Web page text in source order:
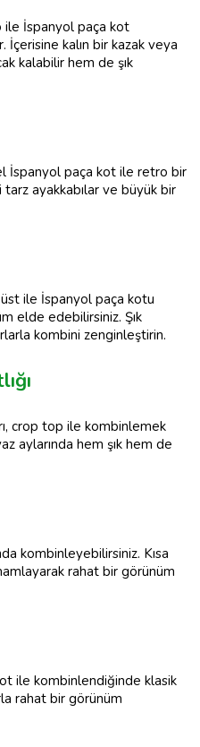
ile İspanyol paça kot
kalın bir kazak veya
kalabilir hem de şık
İspanyol paça kot ile retro bir
ayakkabılar ve büyük bir
üst ile İspanyol paça kotu
elde edebilirsiniz. Şık
kombini zenginleştirin.
crop top ile kombinlemek
aylarında hem şık hem de
kombinleyebilirsiniz. Kısa
rahat bir görünüm
ile kombinlendiğinde klasik
rahat bir görünüm